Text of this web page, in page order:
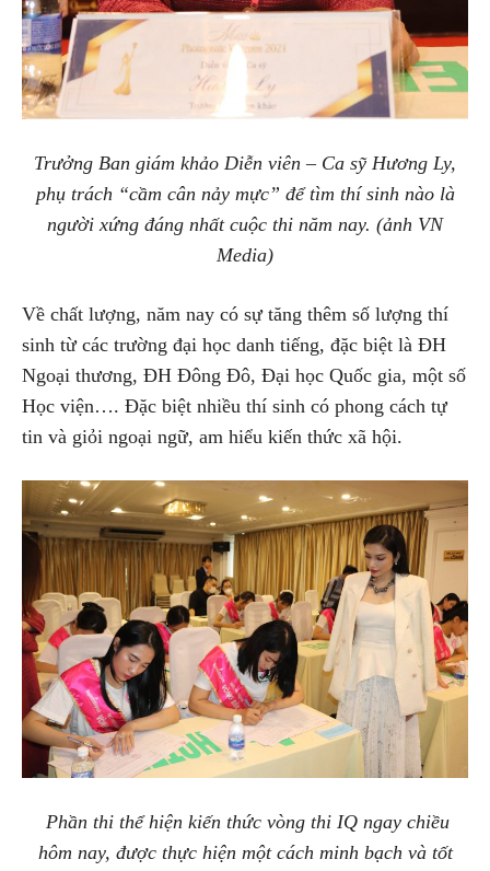
Trưởng Ban giám khảo Diễn viên – Ca sỹ Hương Ly,
phụ trách “cầm cân nảy mực” để tìm thí sinh nào là
người xứng đáng nhất cuộc thi năm nay. (ảnh VN
Media)
Về chất lượng, năm nay có sự tăng thêm số lượng thí
sinh từ các trường đại học danh tiếng, đặc biệt là ĐH
Ngoại thương, ĐH Đông Đô, Đại học Quốc gia, một số
Học viện…. Đặc biệt nhiều thí sinh có phong cách tự
tin và giỏi ngoại ngữ, am hiểu kiến thức xã hội.
Phần thi thể hiện kiến thức vòng thi IQ ngay chiều
hôm nay, được thực hiện một cách minh bạch và tốt